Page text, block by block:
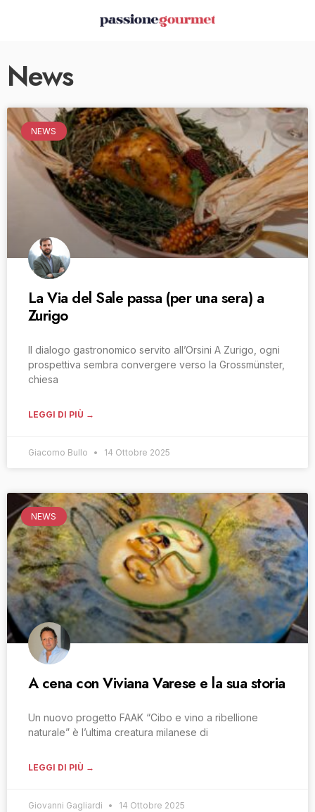
News
NEWS
La Via del Sale passa (per una sera) a
Zurigo
Il dialogo gastronomico servito all’Orsini A Zurigo, ogni
prospettiva sembra convergere verso la Grossmünster,
chiesa
LEGGI DI PIÙ →
Giacomo Bullo 14 Ottobre 2025
NEWS
A cena con Viviana Varese e la sua storia
Un nuovo progetto FAAK “Cibo e vino a ribellione
naturale” è l’ultima creatura milanese di
LEGGI DI PIÙ →
Giovanni Gagliardi 14 Ottobre 2025